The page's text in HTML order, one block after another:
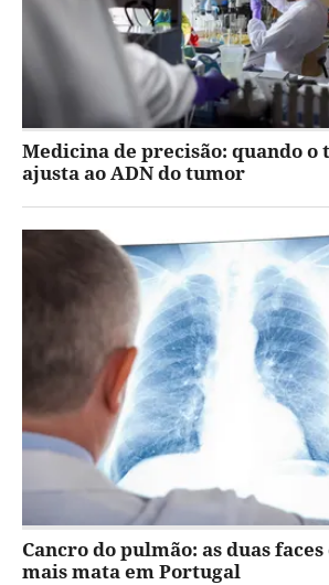
Medicina de precisão: quando o
ajusta ao ADN do tumor
Cancro do pulmão: as duas
mais mata em Portugal